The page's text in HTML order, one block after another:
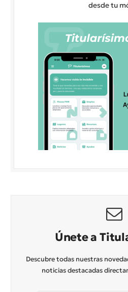
desde tu
Únete a
Descubre todas nuestras
noticias destacadas